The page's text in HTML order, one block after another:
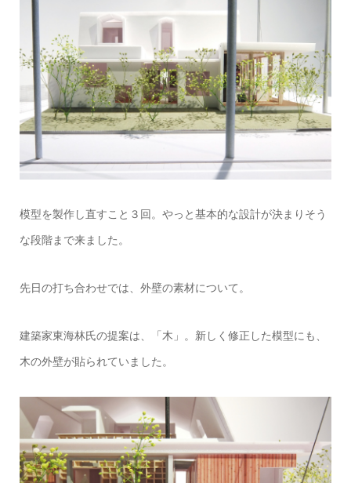
模型を製作し直すこと３回。やっと基本的な設計が決まりそう
な段階まで来ました。
先日の打ち合わせでは、外壁の素材について。
建築家東海林氏の提案は、「木」。新しく修正した模型にも、
木の外壁が貼られていました。